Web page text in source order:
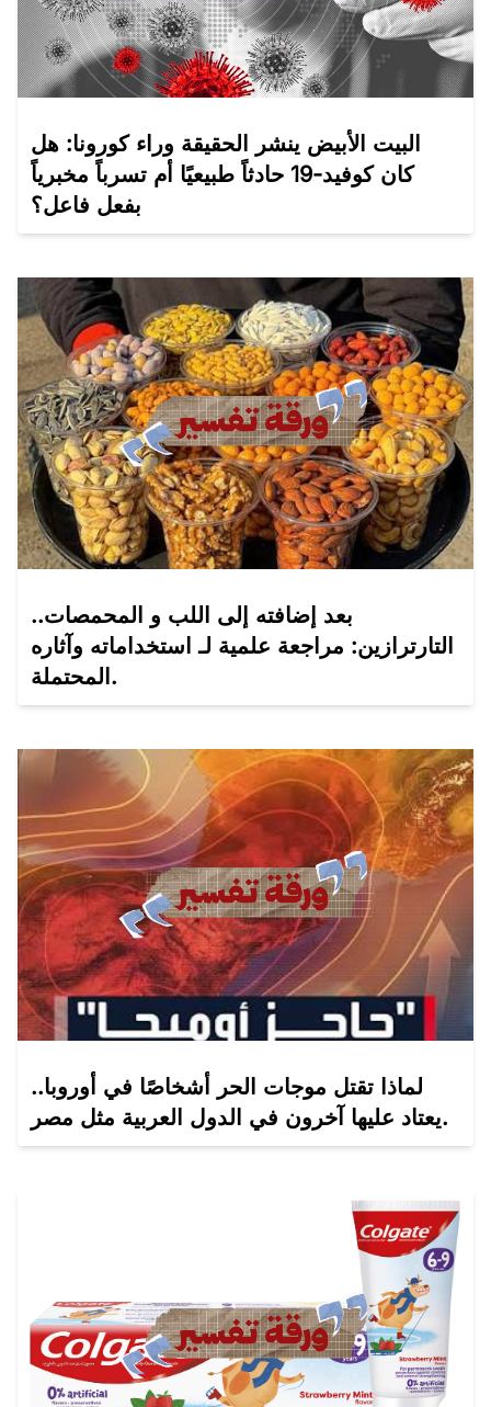
البيت الأبيض ينشر الحقيقة وراء كورونا: هل
كان كوفيد-19 حادثاً طبيعيًا أم تسرباً مخبرياً
بفعل فاعل؟
بعد إضافته إلى اللب و المحمصات..
التارترازين: مراجعة علمية لـ استخداماته وآثاره
المحتملة.
لماذا تقتل موجات الحر أشخاصًا في أوروبا..
يعتاد عليها آخرون في الدول العربية مثل مصر.